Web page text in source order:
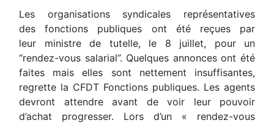
Les organisations syndicales représentatives
des fonctions publiques ont été reçues par
leur ministre de tutelle, le 8 juillet, pour un
“rendez-vous salarial”. Quelques annonces ont été
faites mais elles sont nettement insuffisantes,
regrette la CFDT Fonctions publiques. Les agents
devront attendre avant de voir leur pouvoir
d’achat progresser. Lors d’un « rendez-vous